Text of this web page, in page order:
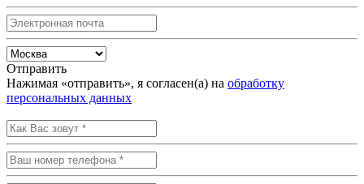
Отправить
Нажимая «отправить», я согласен(а) на обработку
персональных данных